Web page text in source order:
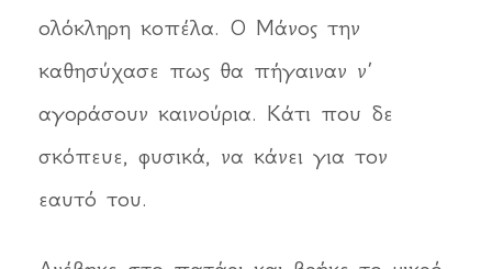
ολόκληρη κοπέλα. Ο Μάνος την
καθησύχασε πως θα πήγαιναν ν’
αγοράσουν καινούρια. Κάτι που δε
σκόπευε, φυσικά, να κάνει για τον
εαυτό του.